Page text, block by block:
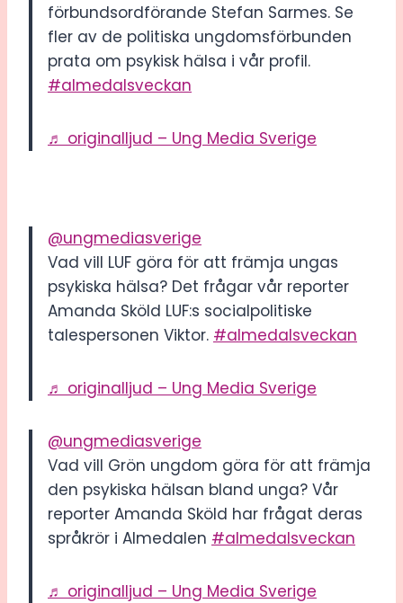
förbundsordförande Stefan Sarmes. Se
fler av de politiska ungdomsförbunden
prata om psykisk hälsa i vår profil.
#almedalsveckan
♬ originalljud – Ung Media Sverige
@ungmediasverige
Vad vill LUF göra för att främja ungas
psykiska hälsa? Det frågar vår reporter
Amanda Sköld LUF:s socialpolitiske
talespersonen Viktor. #almedalsveckan
♬ originalljud – Ung Media Sverige
@ungmediasverige
Vad vill Grön ungdom göra för att främja
den psykiska hälsan bland unga? Vår
reporter Amanda Sköld har frågat deras
språkrör i Almedalen #almedalsveckan
♬ originalljud – Ung Media Sverige